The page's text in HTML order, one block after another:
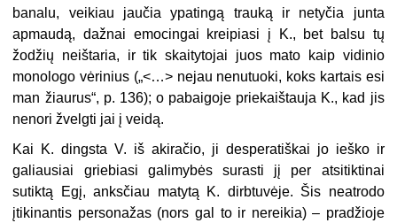
banalu, veikiau jaučia ypatingą trauką ir netyčia junta
apmaudą, dažnai emocingai kreipiasi į K., bet balsu tų
žodžių neištaria, ir tik skaitytojai juos mato kaip vidinio
monologo vėrinius („<…> nejau nenutuoki, koks kartais esi
man žiaurus“, p. 136); o pabaigoje priekaištauja K., kad jis
nenori žvelgti jai į veidą.
Kai K. dingsta V. iš akiračio, ji desperatiškai jo ieško ir
galiausiai griebiasi galimybės surasti jį per atsitiktinai
sutiktą Egį, anksčiau matytą K. dirbtuvėje. Šis neatrodo
įtikinantis personažas (nors gal to ir nereikia) – pradžioje